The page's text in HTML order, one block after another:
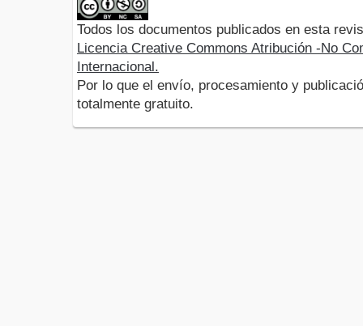
Todos los documentos publicados en esta
Licencia Creative Commons Atribución -No
Internacional.
Por lo que el envío, procesamiento y
totalmente gratuito.